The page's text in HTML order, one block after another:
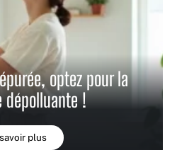
optez pour la
dépolluante !
plus